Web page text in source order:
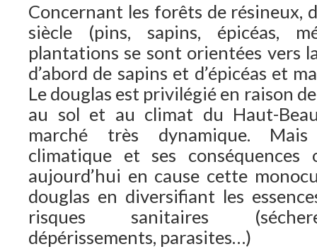
Concernant les forêts de résineux,
siècle (pins, sapins, épicéas,
plantations se sont orientées vers
d’abord de sapins et d’épicéas et
Le douglas est privilégié en raison
au sol et au climat du Haut-
marché très dynamique.
climatique et ses
aujourd’hui en cause cette
douglas en diversifiant les
risques sanitaires
dépérissements, parasites…)